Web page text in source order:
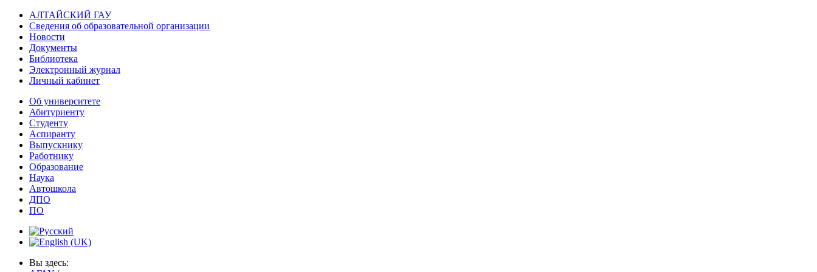
АЛТАЙСКИЙ ГАУ
Сведения об образовательной организации
Новости
Документы
Библиотека
Электронный журнал
Личный кабинет
Об университете
Абитуриенту
Студенту
Аспиранту
Выпускнику
Работнику
Образование
Наука
Автошкола
ДПО
ПО
Вы здесь: